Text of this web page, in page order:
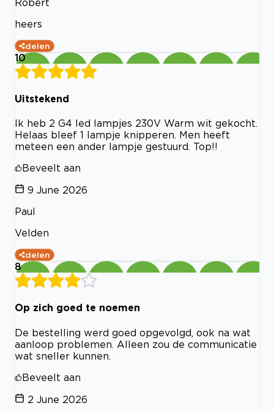
Robert
heers
delen
10
Uitstekend
Ik heb 2 G4 led lampjes 230V Warm wit gekocht.
Helaas bleef 1 lampje knipperen. Men heeft
meteen een ander lampje gestuurd. Top!!
Beveelt aan
9 June 2026
Paul
Velden
delen
8
Op zich goed te noemen
De bestelling werd goed opgevolgd, ook na wat
aanloop problemen. Alleen zou de communicatie
wat sneller kunnen.
Beveelt aan
2 June 2026